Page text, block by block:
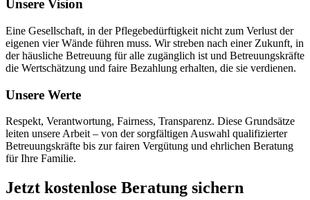
Unsere Vision
Eine Gesellschaft, in der Pflegebedürftigkeit nicht zum Verlust der
eigenen vier Wände führen muss. Wir streben nach einer Zukunft, in
der häusliche Betreuung für alle zugänglich ist und Betreuungskräfte
die Wertschätzung und faire Bezahlung erhalten, die sie verdienen.
Unsere Werte
Respekt, Verantwortung, Fairness, Transparenz. Diese Grundsätze
leiten unsere Arbeit – von der sorgfältigen Auswahl qualifizierter
Betreuungskräfte bis zur fairen Vergütung und ehrlichen Beratung
für Ihre Familie.
Jetzt kostenlose Beratung sichern